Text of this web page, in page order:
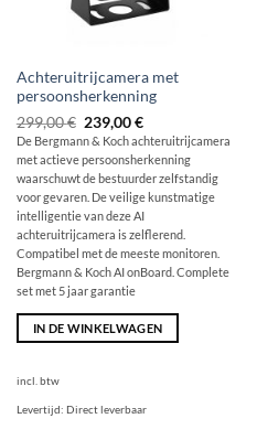
Achteruitrijcamera met
persoonsherkenning
299,00€ Originele
prijs
was:
€
299,00
239,00€Huidige
prijs
is:
239,00
€.
De Bergmann & Koch achteruitrijcamera
met actieve persoonsherkenning
waarschuwt de bestuurder zelfstandig
voor gevaren. De veilige kunstmatige
intelligentie van deze AI
achteruitrijcamera is zelflerend.
Compatibel met de meeste monitoren.
Bergmann & Koch AI onBoard. Complete
set met 5 jaar garantie
IN DE WINKELWAGEN
incl. btw
Levertijd: Direct leverbaar